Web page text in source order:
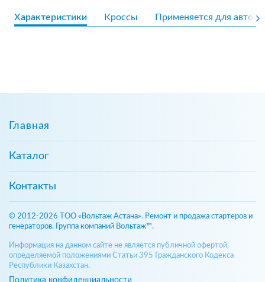
Характеристики Кроссы Применяется для авто
Главная
Каталог
Контакты
© 2012-2026 ТОО «Вольтаж Астана». Ремонт и продажа стартеров и
генераторов. Группа компаний Вольтаж™.
Информация на данном сайте не является публичной офертой,
определяемой положениями Статьи 395 Гражданского Кодекса
Республики Казахстан.
Политика конфиденциальности